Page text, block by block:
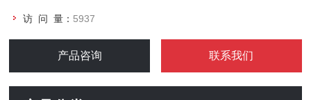
访 问 量： 5937
产品咨询 联系我们